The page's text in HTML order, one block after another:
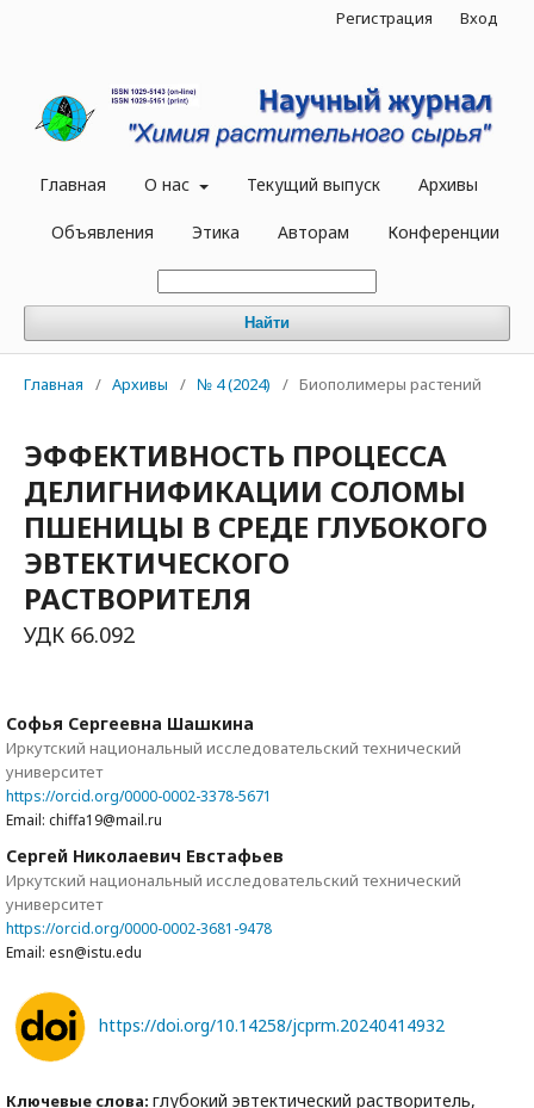
Главная О нас Текущий выпуск Архивы
Объявления Этика Авторам Конференции
Найти
Регистрация Вход
Главная / Архивы / № 4 (2024) / Биополимеры растений
ЭФФЕКТИВНОСТЬ ПРОЦЕССА
ДЕЛИГНИФИКАЦИИ СОЛОМЫ
ПШЕНИЦЫ В СРЕДЕ ГЛУБОКОГО
ЭВТЕКТИЧЕСКОГО
РАСТВОРИТЕЛЯ
УДК 66.092
Софья Сергеевна Шашкина
Иркутский национальный исследовательский технический
университет
https://orcid.org/0000-0002-3378-5671
Email: chiffa19@mail.ru
Сергей Николаевич Евстафьев
Иркутский национальный исследовательский технический
университет
https://orcid.org/0000-0002-3681-9478
Email: esn@istu.edu
https://doi.org/10.14258/jcprm.20240414932
Ключевые слова: глубокий эвтектический растворитель,